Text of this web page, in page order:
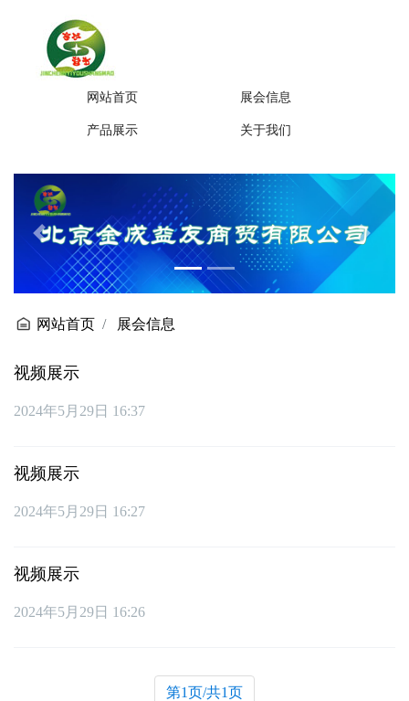
网站首页
展会信息
产品展示
关于我们
Previous Next
网站首页 展会信息
视频展示
2024年5月29日 16:37
视频展示
2024年5月29日 16:27
视频展示
2024年5月29日 16:26
第1页/共1页